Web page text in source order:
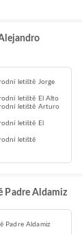
letiště Jorge
letiště El Alto
letiště Arturo
letiště El
letiště
Padre Aldamiz
Padre Aldamiz